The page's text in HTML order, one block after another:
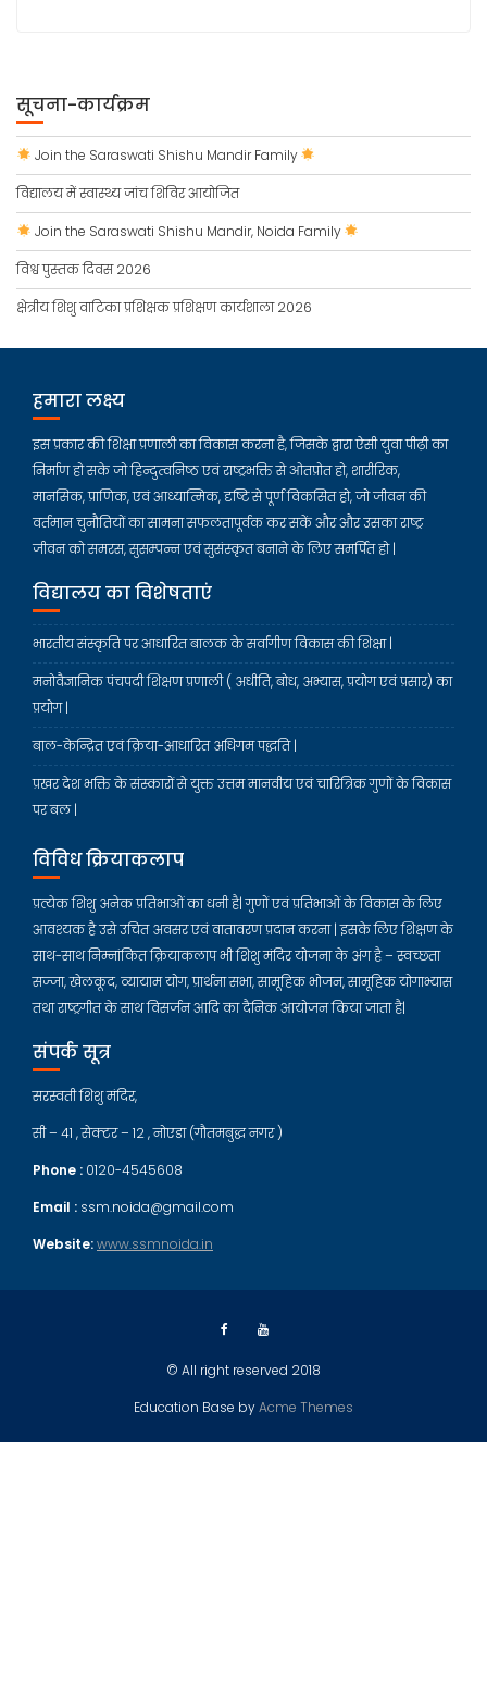
सूचना-कार्यक्रम
Join the Saraswati Shishu Mandir Family
विद्यालय में स्वास्थ्य जांच शिविर आयोजित
Join the Saraswati Shishu Mandir, Noida Family
विश्व पुस्तक दिवस 2026
क्षेत्रीय शिशु वाटिका प्रशिक्षक प्रशिक्षण कार्यशाला 2026
हमारा लक्ष्य
इस प्रकार की शिक्षा प्रणाली का विकास करना है, जिसके द्वारा ऐसी युवा पीढ़ी का
निर्माण हो सके जो हिन्दुत्वनिष्ठ एवं राष्ट्रभक्ति से ओतप्रोत हो, शारीरिक,
मानसिक, प्राणिक, एवं आध्यात्मिक, दृष्टि से पूर्ण विकसित हो, जो जीवन की
वर्तमान चुनौतियों का सामना सफलतापूर्वक कर सकें और और उसका राष्ट्र
जीवन को समरस, सुसम्पन्न एवं सुसंस्कृत बनाने के लिए समर्पित हो |
विद्यालय का विशेषताएं
भारतीय संस्कृति पर आधारित बालक के सर्वांगीण विकास की शिक्षा |
मनोवैज्ञानिक पंचपदी शिक्षण प्रणाली ( अधीति, बोध, अभ्यास, प्रयोग एवं प्रसार) का
प्रयोग |
बाल-केन्द्रित एवं क्रिया-आधारित अधिगम पद्धति |
प्रखर देश भक्ति के संस्कारों से युक्त उत्तम मानवीय एवं चारित्रिक गुणों के विकास
पर बल |
विविध क्रियाकलाप
प्रत्येक शिशु अनेक प्रतिभाओं का धनी है| गुणों एवं प्रतिभाओं के विकास के लिए
आवश्यक है उसे उचित अवसर एवं वातावरण प्रदान करना | इसके लिए शिक्षण के
साथ-साथ निम्नांकित क्रियाकलाप भी शिशु मंदिर योजना के अंग है – स्वच्छता
सज्जा, खेलकूद, व्यायाम योग, प्रार्थना सभा, सामूहिक भोजन, सामूहिक योगाभ्यास
तथा राष्ट्रगीत के साथ विसर्जन आदि का दैनिक आयोजन किया जाता है|
संपर्क सूत्र
सरस्वती शिशु मंदिर,
सी – 41 , सेक्टर – 12 , नोएडा (गौतमबुद्ध नगर )
Phone : 0120-4545608
Email : ssm.noida@gmail.com
Website:www.ssmnoida.in
© All right reserved 2018
Education Base byAcme Themes